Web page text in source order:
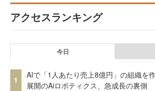
アクセスランキング
今日
1
AIで「1人あたり売上8億円」の組織を
展開のAiロボティクス、急成長の裏側